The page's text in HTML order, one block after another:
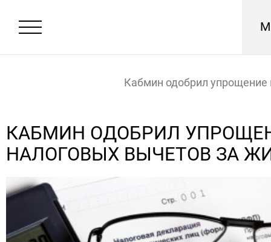
Кабмин одобрил упрощение
КАБМИН ОДОБРИЛ
НАЛОГОВЫХ ВЫЧЕТОВ ЗА